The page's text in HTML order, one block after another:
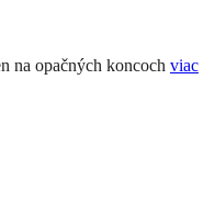
na opačných koncoch viac